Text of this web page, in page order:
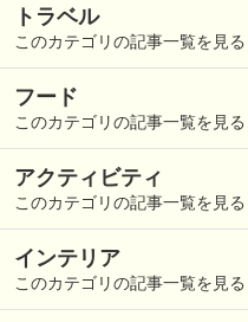
トラベル
このカテゴリの記事一覧を見る
フード
このカテゴリの記事一覧を見る
アクティビティ
このカテゴリの記事一覧を見る
インテリア
このカテゴリの記事一覧を見る